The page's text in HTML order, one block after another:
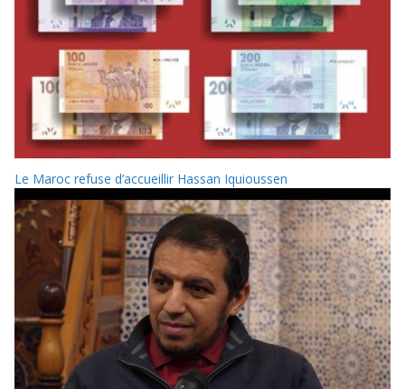
Le Maroc refuse d’accueillir Hassan Iquioussen